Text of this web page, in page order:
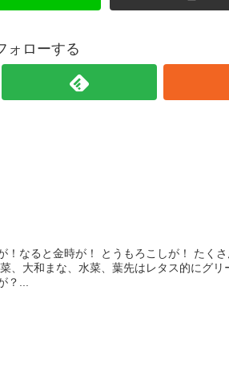
ォローする
！なると金時が！ とうもろこしが！ たく
、大和まな、水菜、葉先はレタス的にグリ
？...